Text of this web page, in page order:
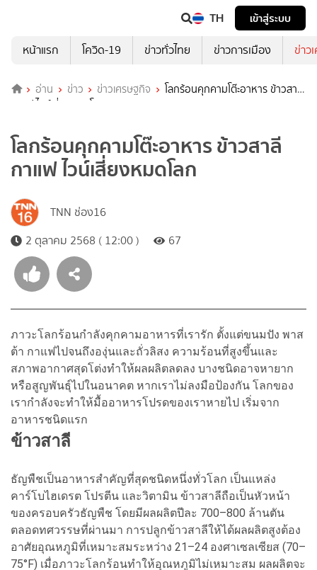
TH
เข้าสู่ระบบ
หน้าแรก
โควิด-19 ข่าวทั่วไทย ข่าวการเมือง ข่าว
อ่าน ข่าว ข่าวเศรษฐกิจ
โลกร้อนคุกคามโต๊ะอาหาร ข้าวสาลี
กาแฟ ไวน์เสี่ยงหมดโลก
โลกร้อนคุกคามโต๊ะอาหาร ข้าวสาลี
กาแฟ ไวน์เสี่ยงหมดโลก
TNN ช่อง16
2 ตุลาคม 2568 ( 12:00 )
67
ภาวะโลกร้อนกำลังคุกคามอาหารที่เรารัก ตั้งแต่ขนมปัง พาส
ต้า กาแฟไปจนถึงองุ่นและถั่วลิสง ความร้อนที่สูงขึ้นและ
สภาพอากาศสุดโต่งทำให้ผลผลิตลดลง บางชนิดอาจหายาก
หรือสูญพันธุ์ไปในอนาคต หากเราไม่ลงมือป้องกัน โลกของ
เรากำลังจะทำให้มื้ออาหารโปรดของเราหายไป เริ่มจาก
อาหารชนิดแรก
ข้าวสาลี
ธัญพืชเป็นอาหารสำคัญที่สุดชนิดหนึ่งทั่วโลก เป็นแหล่ง
คาร์โบไฮเดรต โปรตีน และวิตามิน ข้าวสาลีถือเป็นหัวหน้า
ของครอบครัวธัญพืช โดยมีผลผลิตปีละ 700–800 ล้านตัน
ตลอดทศวรรษที่ผ่านมา การปลูกข้าวสาลีให้ได้ผลผลิตสูงต้อง
อาศัยอุณหภูมิที่เหมาะสมระหว่าง 21–24 องศาเซลเซียส (70–
75°F) เมื่อภาวะโลกร้อนทำให้อุณหภูมิไม่เหมาะสม ผลผลิตจะ